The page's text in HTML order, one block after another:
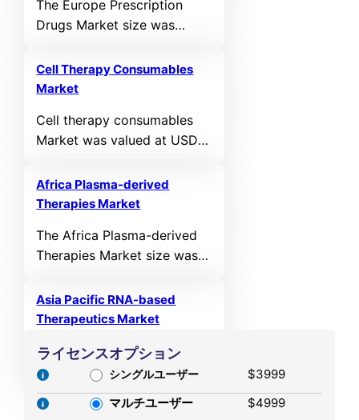
MN in 2025. It is anticipated
to reach USD 181,244.06 MN
of 7.00% during the forecast
period.
The Europe Prescription
Drugs Market size was
MN in 2021 and reached
USD 365,960.68 MN in
reach USD 553,623.53 MN
by 2032, growing at a CAGR
period.
Cell Therapy Consumables
Market
Cell therapy consumables
Market was valued at USD
anticipated to reach USD
7533.31 million by 2032,
during the forecast period.
Africa Plasma-derived
Therapies Market
The Africa Plasma-derived
Therapies Market size was
2021 and reached USD
106.73 MN in 2025. It is
194.03 MN by 2032,
growing at a CAGR of 7.45%
during the forecast period.
Asia Pacific RNA-based
Therapeutics Market
The Asia Pacific RNA-based
Therapeutics Market size
was valued at USD 1,025.76
MN in 2021 and reached
ライセンスオプション
シングルユーザー
$3999
マルチユーザー
$4999